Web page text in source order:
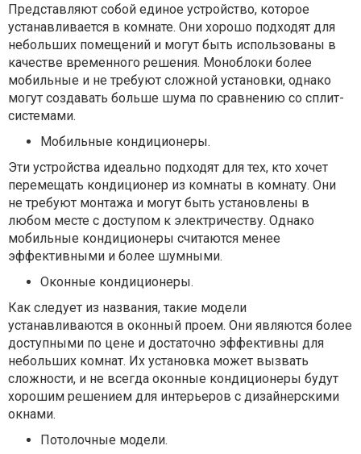
Представляют собой единое устройство, которое
устанавливается в комнате. Они хорошо подходят для
небольших помещений и могут быть использованы в
качестве временного решения. Моноблоки более
мобильные и не требуют сложной установки, однако
могут создавать больше шума по сравнению со сплит-
системами.
Мобильные кондиционеры.
Эти устройства идеально подходят для тех, кто хочет
перемещать кондиционер из комнаты в комнату. Они
не требуют монтажа и могут быть установлены в
любом месте с доступом к электричеству. Однако
мобильные кондиционеры считаются менее
эффективными и более шумными.
Оконные кондиционеры.
Как следует из названия, такие модели
устанавливаются в оконный проем. Они являются более
доступными по цене и достаточно эффективны для
небольших комнат. Их установка может вызвать
сложности, и не всегда оконные кондиционеры будут
хорошим решением для интерьеров с дизайнерскими
окнами.
Потолочные модели.